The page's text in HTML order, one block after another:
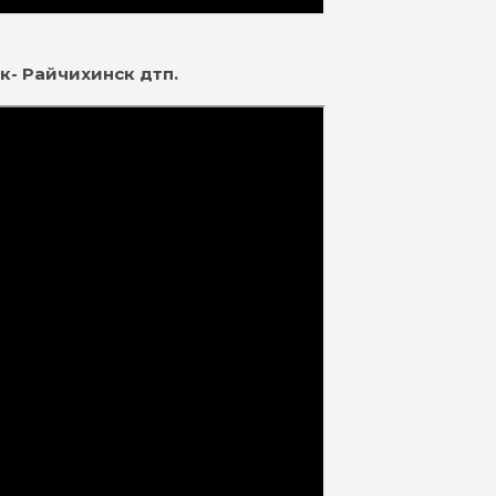
Райчихинск дтп.